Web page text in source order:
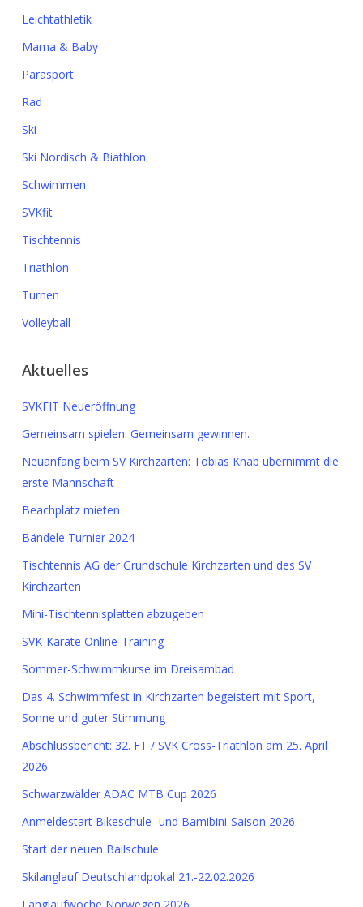
Leichtathletik
Mama & Baby
Parasport
Rad
Ski
Ski Nordisch & Biathlon
Schwimmen
SVKfit
Tischtennis
Triathlon
Turnen
Volleyball
Aktuelles
SVKFIT Neueröffnung
Gemeinsam spielen. Gemeinsam gewinnen.
Neuanfang beim SV Kirchzarten: Tobias Knab übernimmt die
erste Mannschaft
Beachplatz mieten
Bändele Turnier 2024
Tischtennis AG der Grundschule Kirchzarten und des SV
Kirchzarten
Mini-Tischtennisplatten abzugeben
SVK-Karate Online-Training
Sommer-Schwimmkurse im Dreisambad
Das 4. Schwimmfest in Kirchzarten begeistert mit Sport,
Sonne und guter Stimmung
Abschlussbericht: 32. FT / SVK Cross-Triathlon am 25. April
2026
Schwarzwälder ADAC MTB Cup 2026
Anmeldestart Bikeschule- und Bamibini-Saison 2026
Start der neuen Ballschule
Skilanglauf Deutschlandpokal 21.-22.02.2026